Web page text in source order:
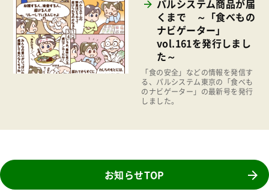
地域コミュニティ
組合員活動
平和と国際連帯
広報
2023年
2022年
2021年
2020年
パルシステム商品が届
くまで ～「食べもの
ナビゲーター」
vol.161を発行しまし
た～
「食の安全」などの情報を発信す
る、パルシステム東京の「食べも
のナビゲーター」の最新号を発行
しました。
お知らせTOP